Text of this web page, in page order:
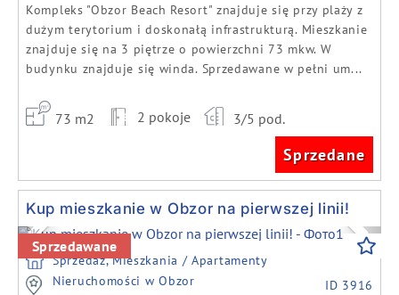
Kompleks "Obzor Beach Resort" znajduje się przy plaży z
dużym terytorium i doskonałą infrastrukturą. Mieszkanie
znajduje się na 3 piętrze o powierzchni 73 mkw. W
budynku znajduje się winda. Sprzedawane w pełni um...
73 m2 2 pokoje 3/5 pod.
Sprzedane
Kup mieszkanie w Obzor na pierwszej linii!
Previous Next
Sprzedawane
Sprzedaż, Mieszkania / Apartamenty
Nieruchomości w Obzor
ID 3916